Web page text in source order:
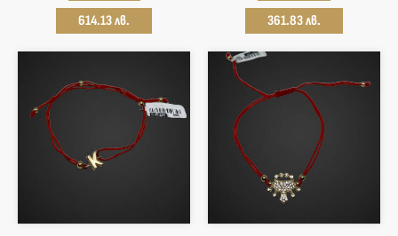
614.13 лв.
361.83 лв.